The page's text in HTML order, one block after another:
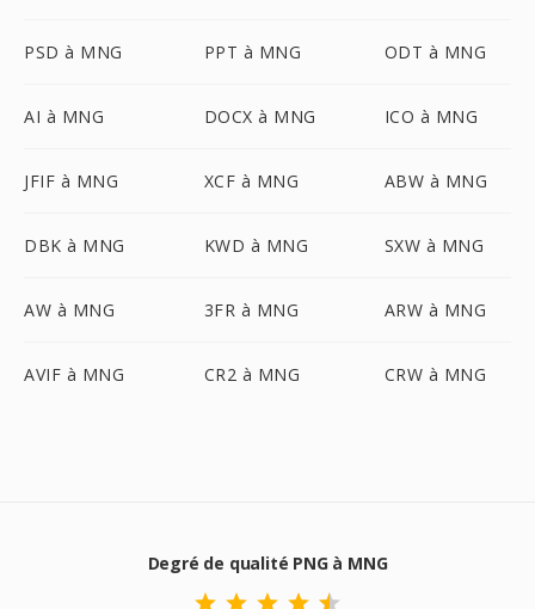
PSD à MNG PPT à MNG ODT à MNG
AI à MNG DOCX à MNG ICO à MNG
JFIF à MNG XCF à MNG ABW à MNG
DBK à MNG KWD à MNG SXW à MNG
AW à MNG 3FR à MNG ARW à MNG
AVIF à MNG CR2 à MNG CRW à MNG
Degré de qualité PNG à MNG